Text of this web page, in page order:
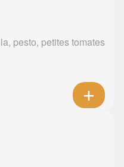
pesto, petites tomates